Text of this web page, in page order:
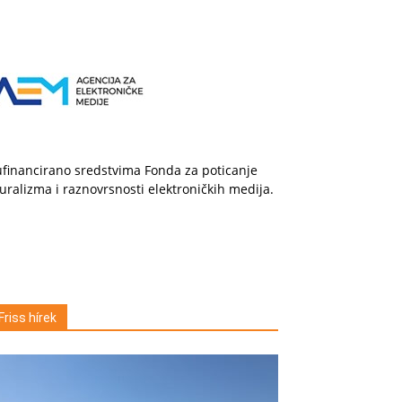
sredstvima Fonda za poticanje
i raznovrsnosti elektroničkih medija.
Friss hírek